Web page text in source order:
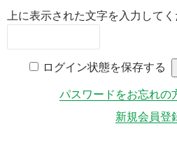
上に表示された文字を入力してく
ログイン状態を保存する
パスワードをお忘れの
新規会員登